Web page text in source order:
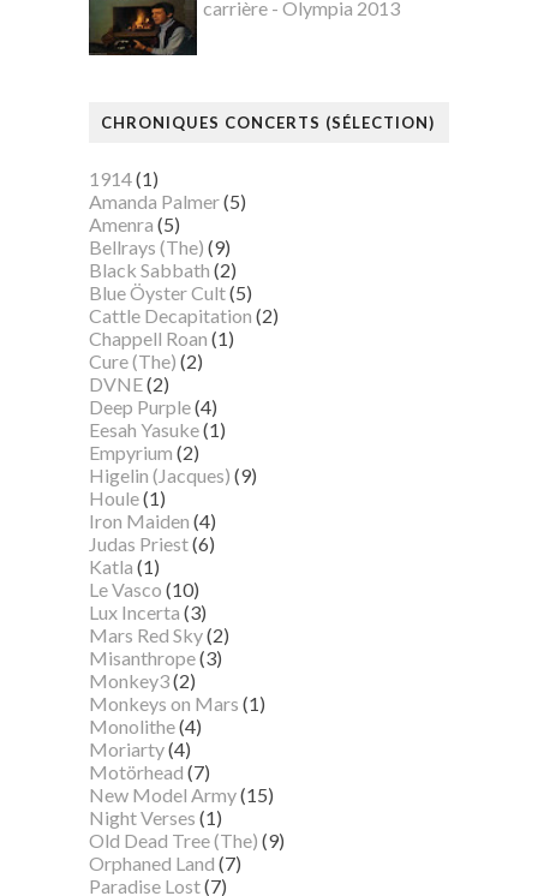
carrière - Olympia 2013
CHRONIQUES CONCERTS (SÉLECTION)
1914(1)
Amanda Palmer(5)
Amenra (5)
Bellrays (The) (9)
Black Sabbath (2)
Blue Öyster Cult(5)
Cattle Decapitation (2)
Chappell Roan (1)
Cure (The) (2)
DVNE(2)
Deep Purple(4)
Eesah Yasuke(1)
Empyrium (2)
Higelin (Jacques) (9)
Houle(1)
Iron Maiden (4)
Judas Priest(6)
Katla (1)
Le Vasco (10)
Lux Incerta (3)
Mars Red Sky(2)
Misanthrope(3)
Monkey3(2)
Monkeys on Mars (1)
Monolithe(4)
Moriarty(4)
Motörhead (7)
New Model Army(15)
Night Verses (1)
Old Dead Tree (The) (9)
Orphaned Land (7)
Paradise Lost(7)